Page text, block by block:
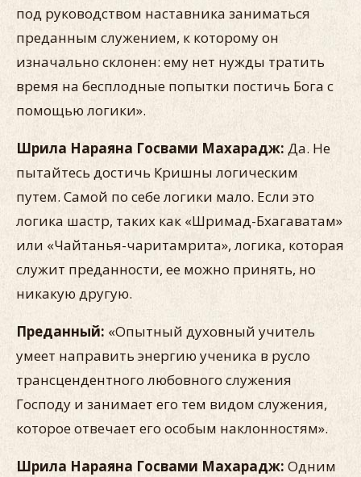
под руководством наставника заниматься
преданным служением, к которому он
изначально склонен: ему нет нужды тратить
время на бесплодные попыт­ки постичь Бога с
помощью логики».
Шрила Нараяна Госвами Махарадж: Да. Не
пытайтесь достичь Кришны логическим
путем. Самой по себе логики мало. Если это
логи­ка шастр, таких как «Шримад-Бхагаватам»
или «Чайтанья-чаритамрита», логика, которая
служит преданности, ее можно принять, но
никакую другую.
Преданный: «Опытный духовный учитель
умеет направить энергию ученика в русло
трансцендентного любовного служе­ния
Господу и занимает его тем видом служения,
которое отве­чает его особым наклонностям».
Шрила Нараяна Госвами Махарадж: Одним